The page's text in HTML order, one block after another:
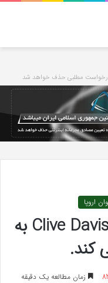
مطلبی حذف خواهد شد
اروپا
اپرا وینفری در مهمانی Clive Davis به
کند.
زمان مطالعه یک دقیقه